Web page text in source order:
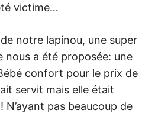
victime…
notre lapinou, une super
nous a été proposée: une
confort pour le prix de
servit mais elle était
pas beaucoup de